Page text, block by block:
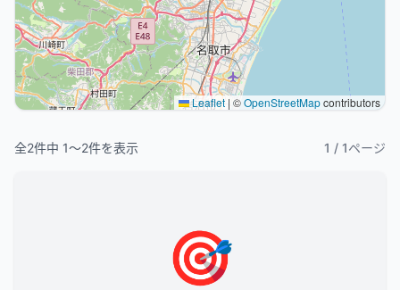
Leaflet | ©OpenStreetMapcontributors
全2件中 1〜2件を表示 1 / 1ページ
🎯